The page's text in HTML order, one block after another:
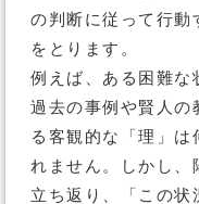
の判断に従って行動
をとります。
例えば、ある困難な
過去の事例や賢人の
る客観的な「理」は
れません。しかし、
立ち返り、「この状